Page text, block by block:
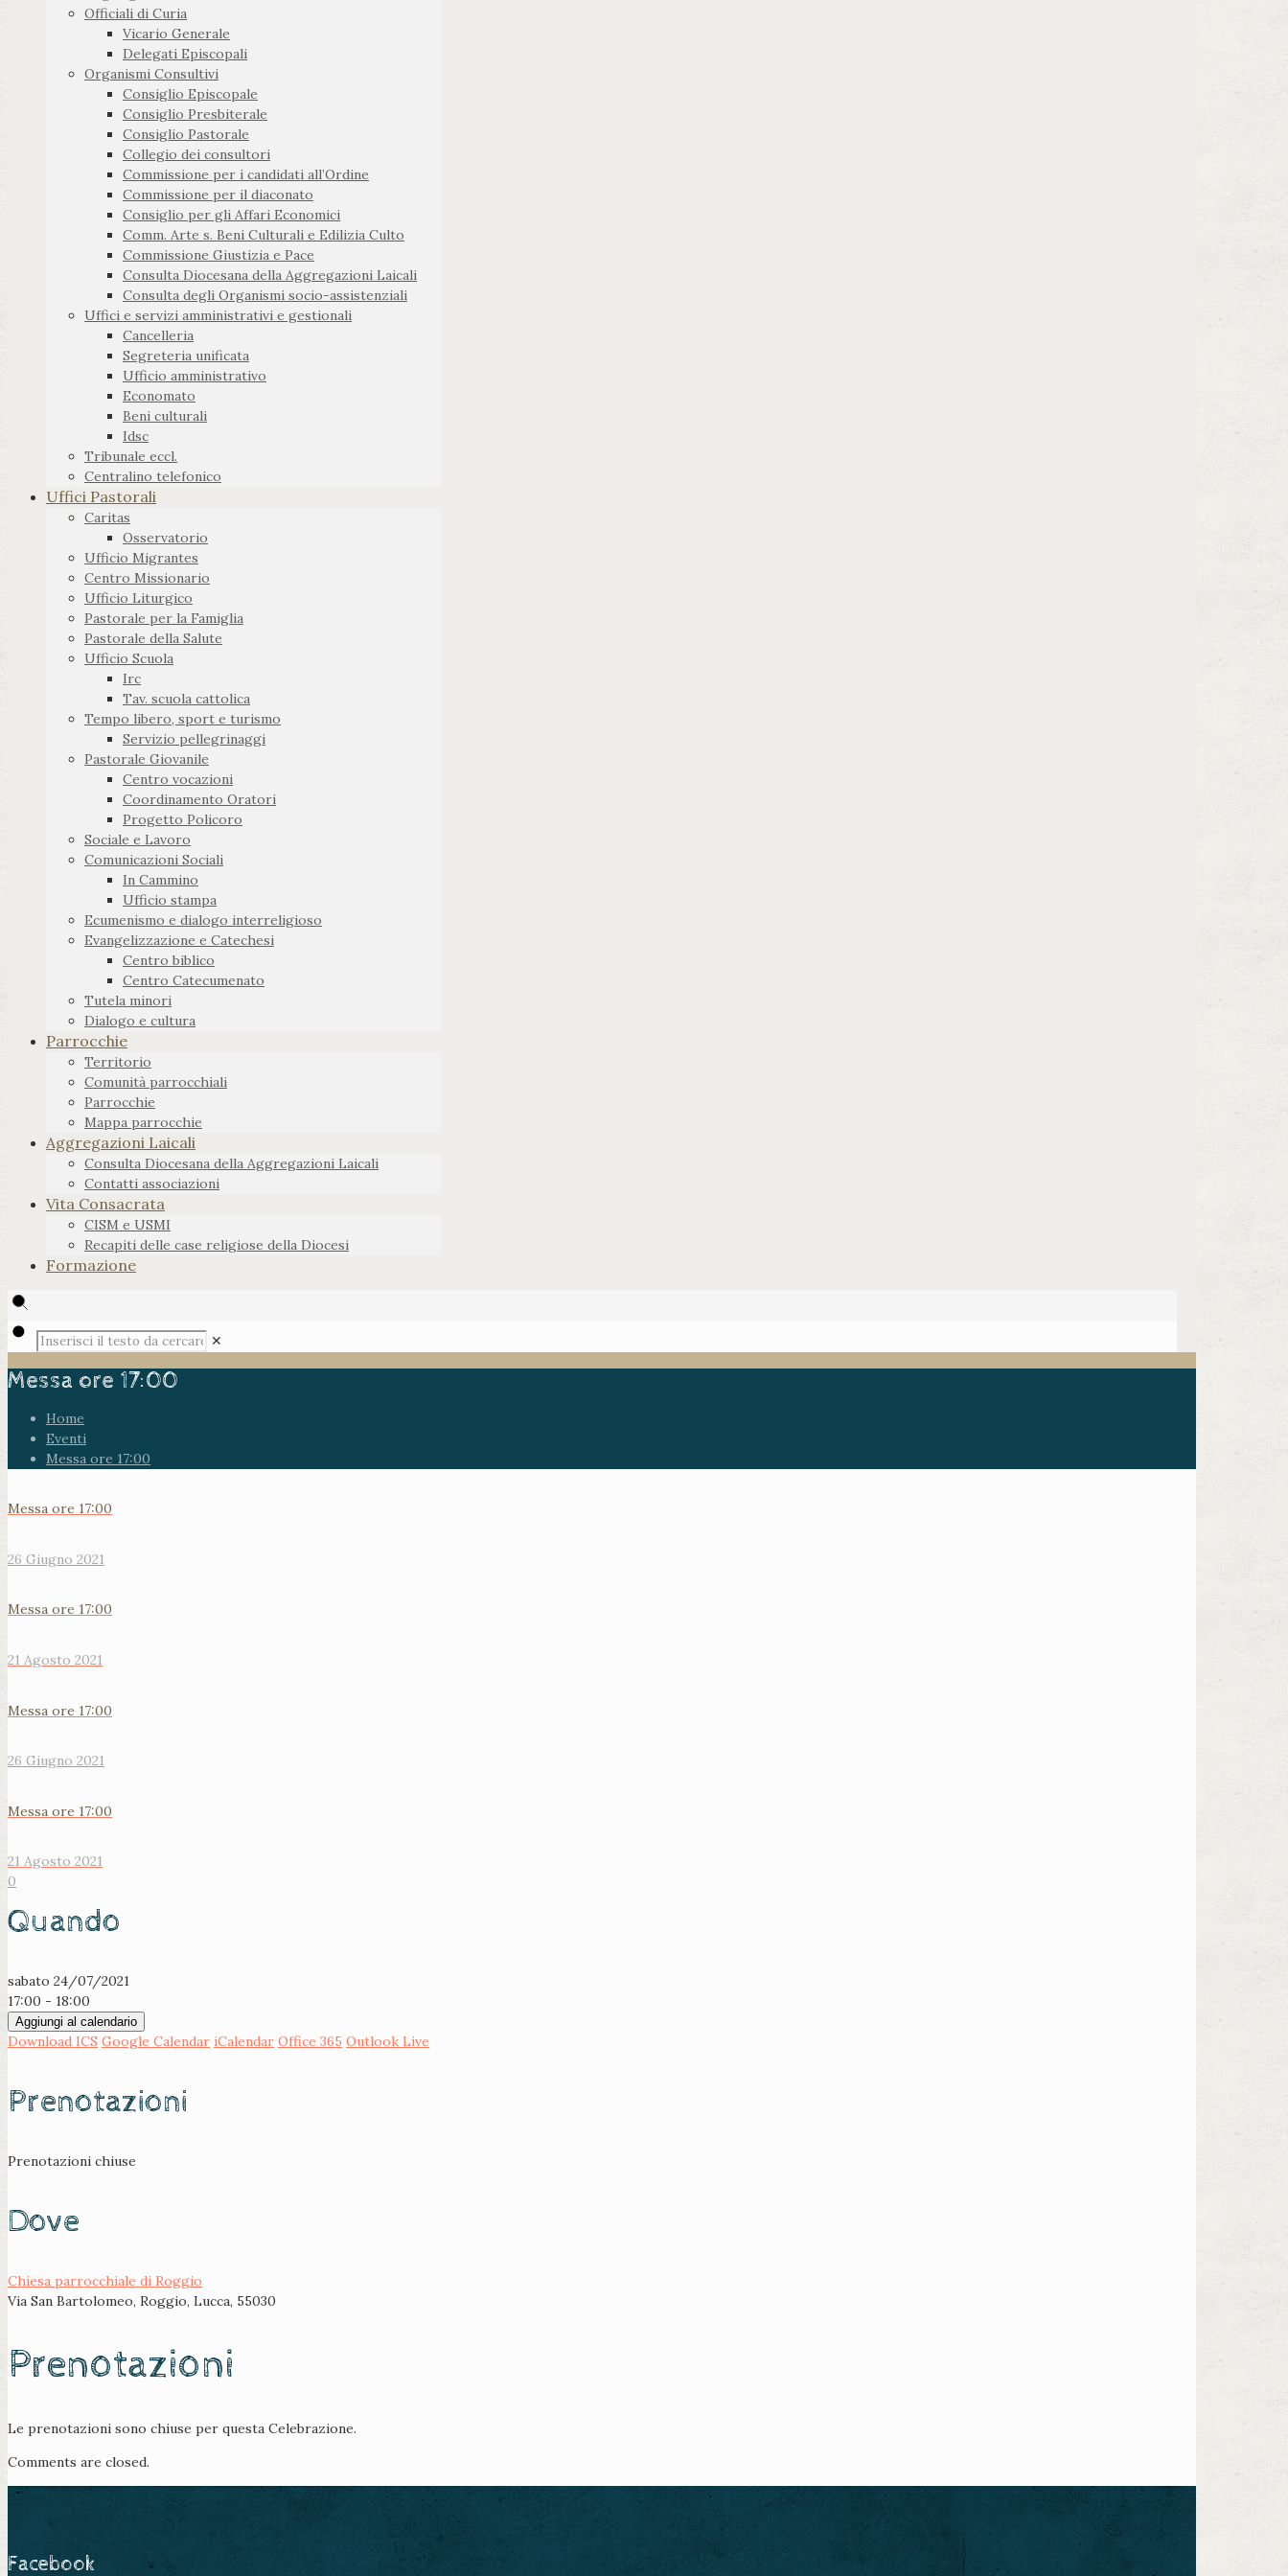
Officiali di Curia
Vicario Generale
Delegati Episcopali
Organismi Consultivi
Consiglio Episcopale
Consiglio Presbiterale
Consiglio Pastorale
Collegio dei consultori
Commissione per i candidati all’Ordine
Commissione per il diaconato
Consiglio per gli Affari Economici
Comm. Arte s. Beni Culturali e Edilizia Culto
Commissione Giustizia e Pace
Consulta Diocesana della Aggregazioni Laicali
Consulta degli Organismi socio-assistenziali
Uffici e servizi amministrativi e gestionali
Cancelleria
Segreteria unificata
Ufficio amministrativo
Economato
Beni culturali
Idsc
Tribunale eccl.
Centralino telefonico
Uffici Pastorali
Caritas
Osservatorio
Ufficio Migrantes
Centro Missionario
Ufficio Liturgico
Pastorale per la Famiglia
Pastorale della Salute
Ufficio Scuola
Irc
Tav. scuola cattolica
Tempo libero, sport e turismo
Servizio pellegrinaggi
Pastorale Giovanile
Centro vocazioni
Coordinamento Oratori
Progetto Policoro
Sociale e Lavoro
Comunicazioni Sociali
In Cammino
Ufficio stampa
Ecumenismo e dialogo interreligioso
Evangelizzazione e Catechesi
Centro biblico
Centro Catecumenato
Tutela minori
Dialogo e cultura
Parrocchie
Territorio
Comunità parrocchiali
Parrocchie
Mappa parrocchie
Aggregazioni Laicali
Consulta Diocesana della Aggregazioni Laicali
Contatti associazioni
Vita Consacrata
CISM e USMI
Recapiti delle case religiose della Diocesi
Formazione
✕
Messa ore 17:00
Home
Eventi
Messa ore 17:00
Messa ore 17:00
26 Giugno 2021
Messa ore 17:00
21 Agosto 2021
Messa ore 17:00
26 Giugno 2021
Messa ore 17:00
21 Agosto 2021
0
Quando
sabato 24/07/2021
17:00 - 18:00
Aggiungi al calendario
Download ICS Google Calendar iCalendar Office 365 Outlook Live
Prenotazioni
Prenotazioni chiuse
Dove
Chiesa parrocchiale di Roggio
Via San Bartolomeo, Roggio, Lucca, 55030
Prenotazioni
Le prenotazioni sono chiuse per questa Celebrazione.
Comments are closed.
Facebook